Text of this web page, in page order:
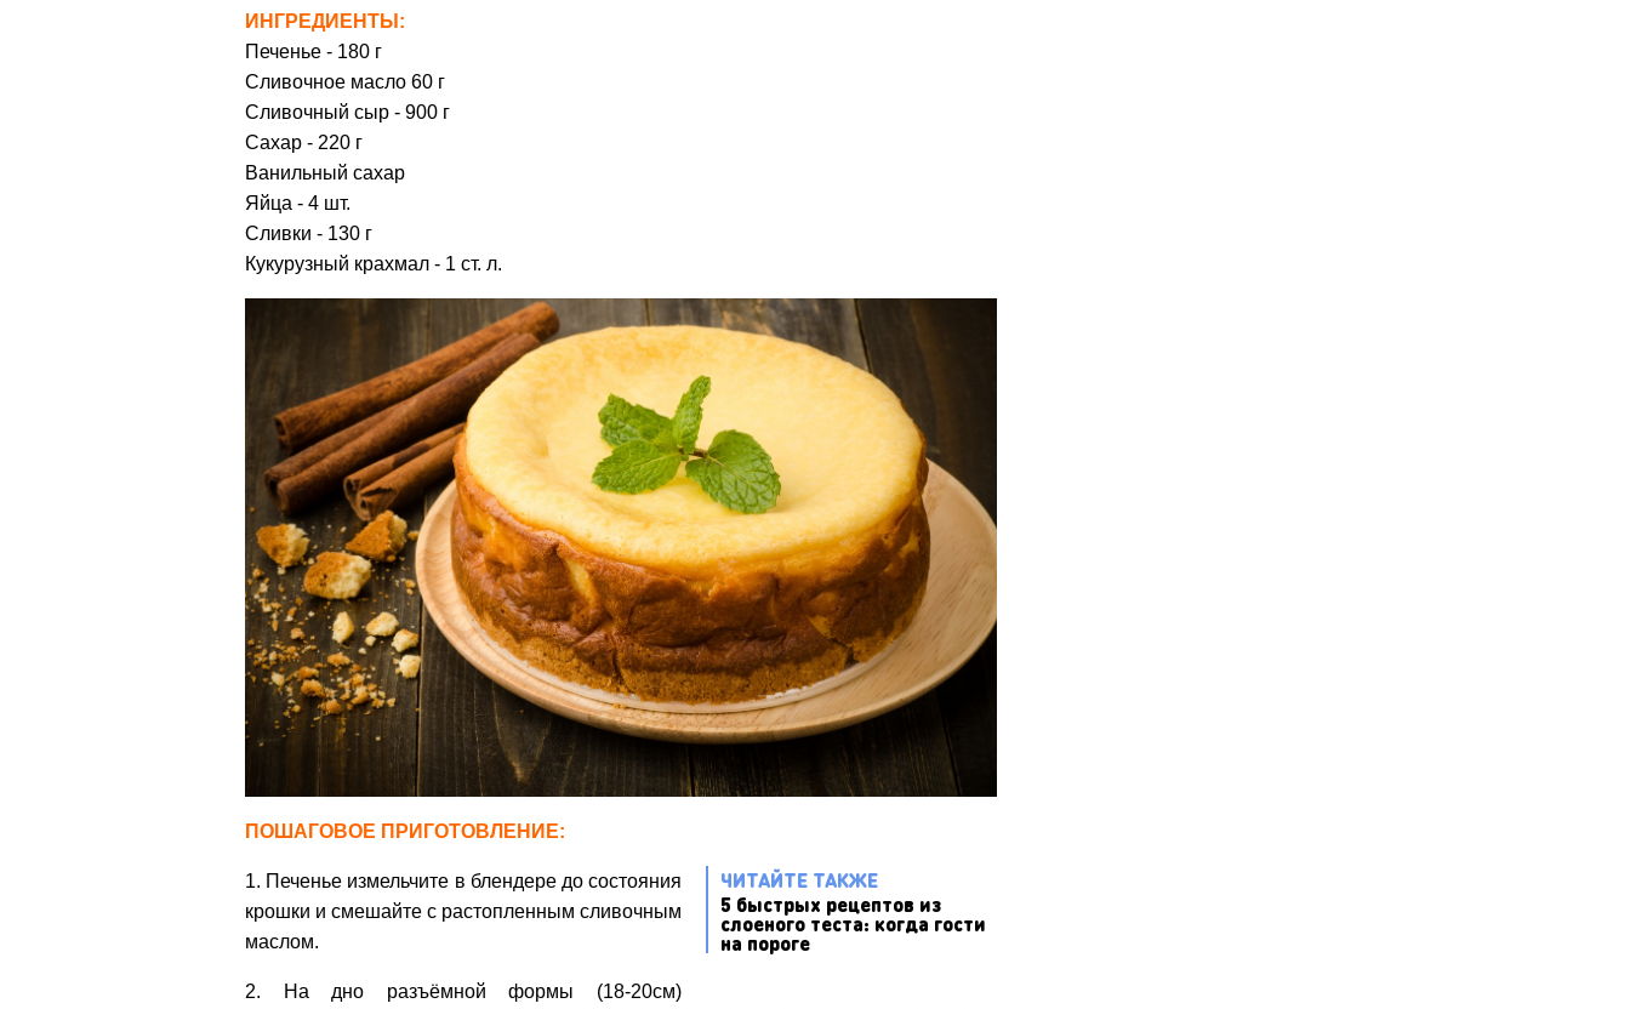
ИНГРЕДИЕНТЫ:
Печенье - 180 г
Сливочное масло 60 г
Сливочный сыр - 900 г
Сахар - 220 г
Ванильный сахар
Яйца - 4 шт.
Сливки - 130 г
Кукурузный крахмал - 1 ст. л.
ПОШАГОВОЕ ПРИГОТОВЛЕНИЕ:
ЧИТАЙТЕ ТАКЖЕ
5 быстрых рецептов из
слоеного теста: когда гости
на пороге
1. Печенье измельчите в блендере до состояния
крошки и смешайте с растопленным сливочным
маслом.
2. На дно разъёмной формы (18-20см)